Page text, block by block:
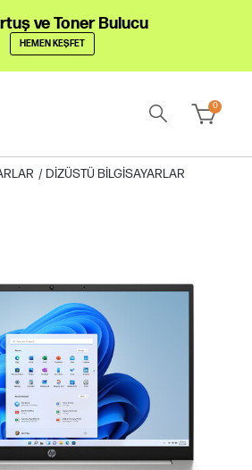
ve Toner Bulucu
HEMEN KEŞFET
0
/DIZÜSTÜ BILGISAYARLAR